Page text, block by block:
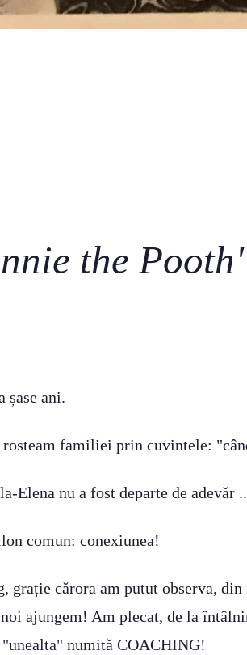
the
șase ani.
familiei prin cuvintele:
Elena nu a fost departe de adevăr
comun: conexiunea!
cărora am putut observa,
ajungem! Am plecat, de la
numită COACHING!